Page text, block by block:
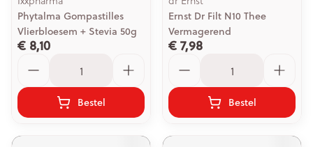
Phytalma Gompastilles
Vlierbloesem + Stevia 50g
€ 8,10
Bestel
Ernst Dr Filt N10 Thee
Vermagerend
€ 7,98
Bestel